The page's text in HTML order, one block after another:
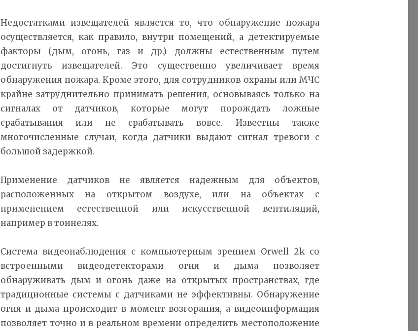
Недостатками извещателей является то, что обнаружение пожара
осуществляется, как правило, внутри помещений, а детектируемые
факторы (дым, огонь, газ и др.) должны естественным путем
достигнуть извещателей. Это существенно увеличивает время
обнаружения пожара. Кроме этого, для сотрудников охраны или МЧС
крайне затруднительно принимать решения, основываясь только на
сигналах от датчиков, которые могут порождать ложные
срабатывания или не срабатывать вовсе. Известны также
многочисленные случаи, когда датчики выдают сигнал тревоги с
большой задержкой.
Применение датчиков не является надежным для объектов,
расположенных на открытом воздухе, или на объектах с
применением естественной или искусственной вентиляций,
например в тоннелях.
Система видеонаблюдения с компьютерным зрением Orwell 2k со
встроенными видеодетекторами огня и дыма позволяет
обнаруживать дым и огонь даже на открытых пространствах, где
традиционные системы с датчиками не эффективны. Обнаружение
огня и дыма происходит в момент возгорания, а видеоинформация
позволяет точно и в реальном времени определить местоположение